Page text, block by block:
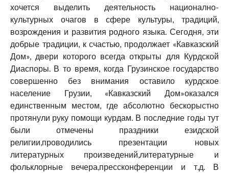
хочется выделить деятельность национално-
культурных очагов в сфере культуры, традиций,
возрождения и развития родного языка. Сегодня, эти
добрые традиции, к счастью, продолжает «Кавказский
Дом», двери которого всегда открыты для Курдской
Диаспоры. В то время, когда Грузинское государство
совершенно без внимания оставило курдское
население Грузии, «Кавказский Дом»оказался
единственным местом, где абсолютно бескорыстно
протянули руку помощи курдам. В последние годы тут
были отмечены праздники езидской
религии,проводились презентации новых
литературных произведений,литературные и
фольклорные вечера,прессконференции и т.д. В